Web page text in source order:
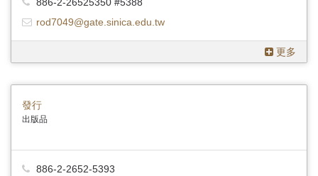
rod7049@gate.sinica.edu.tw
更多
發行
出版品
886-2-2652-5393